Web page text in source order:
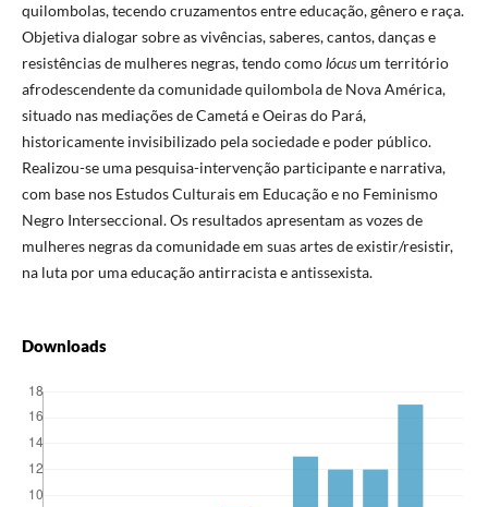
quilombolas, tecendo cruzamentos entre educação, gênero e raça.
Objetiva dialogar sobre as vivências, saberes, cantos, danças e
resistências de mulheres negras, tendo comolócusum território
afrodescendente da comunidade quilombola de Nova América,
situado nas mediações de Cametá e Oeiras do Pará,
historicamente invisibilizado pela sociedade e poder público.
Realizou-se uma pesquisa-intervenção participante e narrativa,
com base nos Estudos Culturais em Educação e no Feminismo
Negro Interseccional. Os resultados apresentam as vozes de
mulheres negras da comunidade em suas artes de existir/resistir,
na luta por uma educação antirracista e antissexista.
Downloads